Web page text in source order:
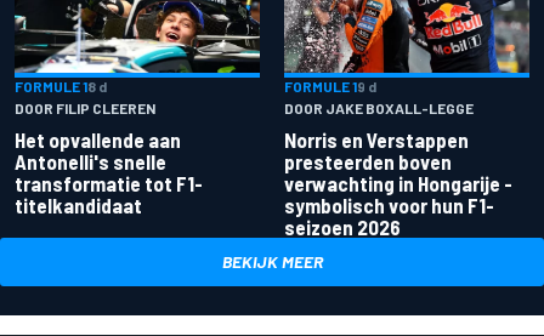
FORMULE 18 d
DOOR FILIP CLEEREN
Het opvallende aan
Antonelli's snelle
transformatie tot F1-
titelkandidaat
FORMULE 19 d
DOOR JAKE BOXALL-LEGGE
Norris en Verstappen
presteerden boven
verwachting in Hongarije -
symbolisch voor hun F1-
seizoen 2026
BEKIJK MEER